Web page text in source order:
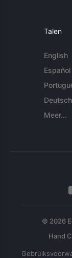
Talen
English
Español
Deutsch
Meer...
© 2026